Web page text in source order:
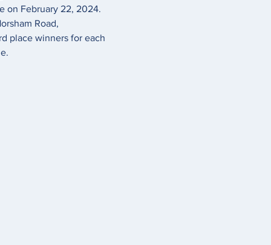
on February 22, 2024.
Road,
place winners for each